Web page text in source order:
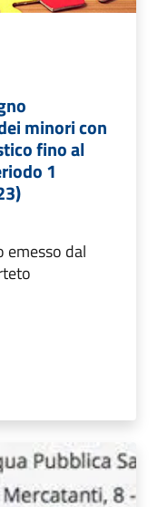
minori con
fino al
1
emesso dal